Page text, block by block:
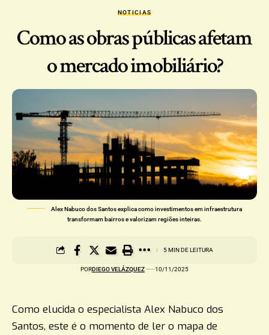
NOTICIAS
Como as obras públicas afetam
o mercado imobiliário?
Alex Nabuco dos Santos explica como investimentos em infraestrutura
transformam bairros e valorizam regiões inteiras.
PORDIEGO VELÁZQUEZ 10/11/2025
5 MIN DE LEITURA
Como elucida o especialista Alex Nabuco dos
Santos, este é o momento de ler o mapa de